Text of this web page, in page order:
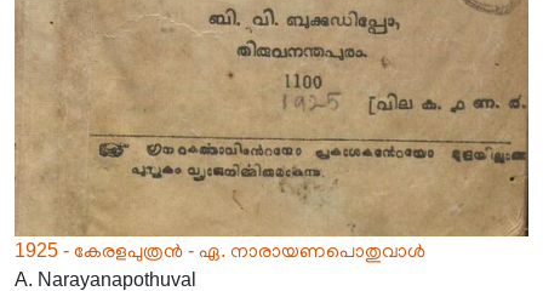
1925 - കേരളപുത്രൻ - ഏ. നാരായണപൊതുവാൾ
A. Narayanapothuval